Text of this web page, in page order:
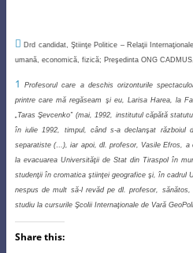
 Drd candidat, Ştiinţe Politice –Relaţii
umană, economică, fizică; Preşedinta ONG
1
Profesorul care a deschis orizonturile
printre care mă regăseam şi eu, Larisa Harea, la
„Taras Şevcenko” (mai, 1992, institutul căpătă
în iulie 1992, timpul, când s-a declanşat războiul
separatiste (…), iar apoi, dl. profesor, Vasile Efros, a
la evacuarea Universităţii de Stat din Tiraspol în
studenţii în cromatica ştiinţei geografice şi, în cadrul
nespus de mult să-l revăd pe dl. profesor,
studiu la cursurile Şcolii Internaţionale de Vară
Share this: